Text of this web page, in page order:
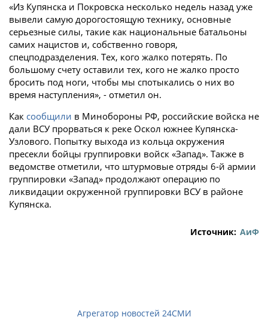
«Из Купянска и Покровска несколько недель назад уже
вывели самую дорогостоящую технику, основные
серьезные силы, такие как национальные батальоны
самих нацистов и, собственно говоря,
спецподразделения. Тех, кого жалко потерять. По
большому счету оставили тех, кого не жалко просто
бросить под ноги, чтобы мы спотыкались о них во
время наступления», - отметил он.
Как сообщили в Минобороны РФ, российские войска не
дали ВСУ прорваться к реке Оскол южнее Купянска-
Узлового. Попытку выхода из кольца окружения
пресекли бойцы группировки войск «Запад». Также в
ведомстве отметили, что штурмовые отряды 6-й армии
группировки «Запад» продолжают операцию по
ликвидации окруженной группировки ВСУ в районе
Купянска.
Источник: АиФ
Агрегатор новостей 24СМИ